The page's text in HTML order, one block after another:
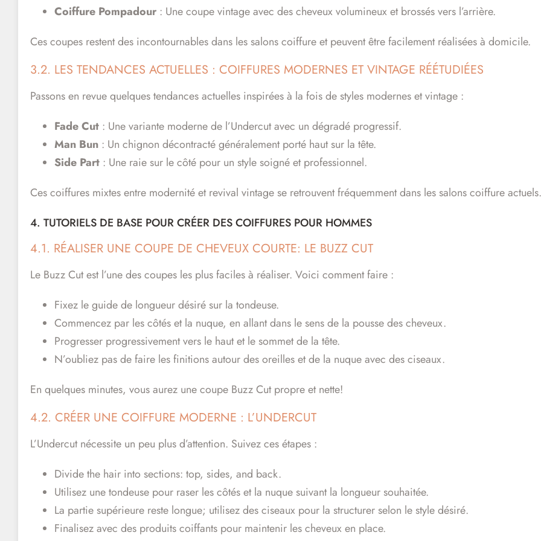
Coiffure Pompadour : Une coupe vintage avec des cheveux volumineux et brossés vers l’arrière.
Ces coupes restent des incontournables dans les salons coiffure et peuvent être facilement réalisées à domicile.
3.2. LES TENDANCES ACTUELLES : COIFFURES MODERNES ET VINTAGE RÉÉTUDIÉES
Passons en revue quelques tendances actuelles inspirées à la fois de styles modernes et vintage :
Fade Cut : Une variante moderne de l’Undercut avec un dégradé progressif.
Man Bun : Un chignon décontracté généralement porté haut sur la tête.
Side Part : Une raie sur le côté pour un style soigné et professionnel.
Ces coiffures mixtes entre modernité et revival vintage se retrouvent fréquemment dans les salons coiffure actuels.
4. TUTORIELS DE BASE POUR CRÉER DES COIFFURES POUR HOMMES
4.1. RÉALISER UNE COUPE DE CHEVEUX COURTE: LE BUZZ CUT
Le Buzz Cut est l’une des coupes les plus faciles à réaliser. Voici comment faire :
Fixez le guide de longueur désiré sur la tondeuse.
Commencez par les côtés et la nuque, en allant dans le sens de la pousse des cheveux.
Progresser progressivement vers le haut et le sommet de la tête.
N’oubliez pas de faire les finitions autour des oreilles et de la nuque avec des ciseaux.
En quelques minutes, vous aurez une coupe Buzz Cut propre et nette!
4.2. CRÉER UNE COIFFURE MODERNE : L’UNDERCUT
L’Undercut nécessite un peu plus d’attention. Suivez ces étapes :
Divide the hair into sections: top, sides, and back.
Utilisez une tondeuse pour raser les côtés et la nuque suivant la longueur souhaitée.
La partie supérieure reste longue; utilisez des ciseaux pour la structurer selon le style désiré.
Finalisez avec des produits coiffants pour maintenir les cheveux en place.